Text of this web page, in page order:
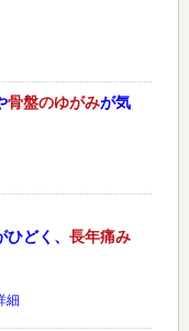
骨盤のゆがみが気
どく、 長年痛み
細